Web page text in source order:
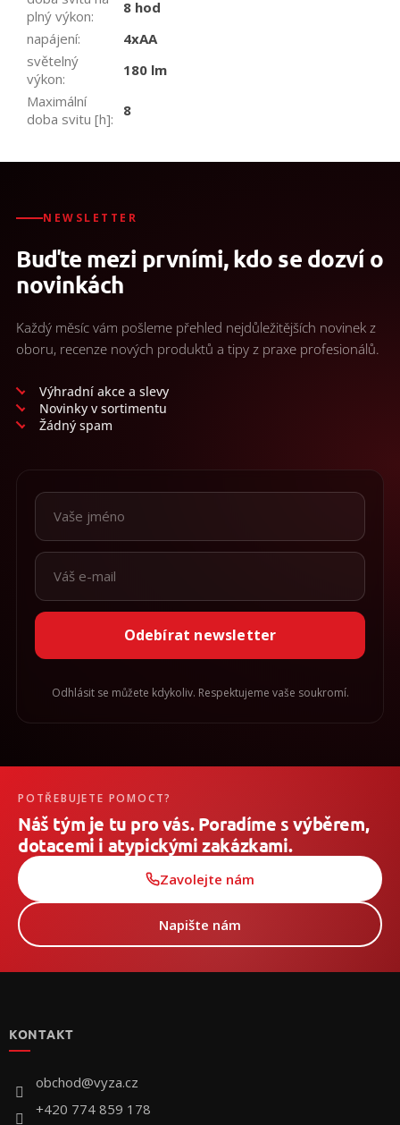
plný výkon:
8 hod
napájení:
4xAA
světelný
výkon:
180 lm
Maximální
doba svitu [h]: 8
NEWSLETTER
Buďte mezi prvními, kdo se dozví o
novinkách
Každý měsíc vám pošleme přehled nejdůležitějších novinek z
oboru, recenze nových produktů a tipy z praxe profesionálů.
Výhradní akce a slevy
Novinky v sortimentu
Žádný spam
Odebírat newsletter
Odhlásit se můžete kdykoliv. Respektujeme vaše soukromí.
POTŘEBUJETE POMOCT?
Náš tým je tu pro vás. Poradíme s výběrem,
dotacemi i atypickými zakázkami.
Zavolejte nám
Napište nám
KONTAKT
obchod@vyza.cz
+420 774 859 178